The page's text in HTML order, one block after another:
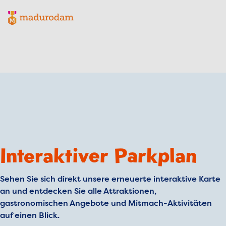
Madurodam-Logo, zur Homepage
Interaktiver Parkplan
Sehen Sie sich direkt unsere erneuerte interaktive Karte
an und entdecken Sie alle Attraktionen,
gastronomischen Angebote und Mitmach-Aktivitäten
auf einen Blick.